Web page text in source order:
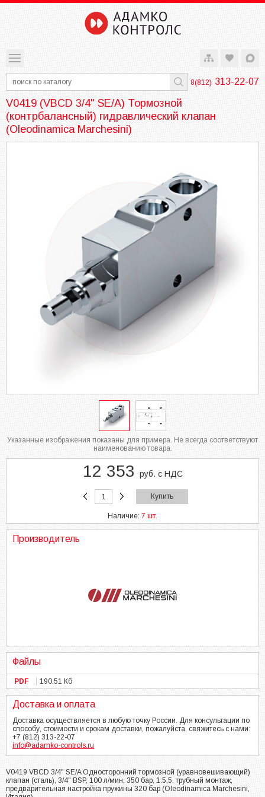
8(812) 313-22-07
V0419 (VBCD 3/4" SE/A) Тормозной
(контрбалансный) гидравлический клапан
(Oleodinamica Marchesini)
Указанные изображения показаны для примера. Не всегда соответствуют
наименованию товара.
12 353 руб. с НДС
Купить
Наличие: 7 шт.
Производитель
Файлы
PDF 190.51 Кб
Доставка и оплата
Доставка осуществляется в любую точку России. Для консультации по
способу, стоимости и срокам доставки, пожалуйста, свяжитесь с нами:
+7 (812) 313-22-07
info@adamko-controls.ru
V0419 VBCD 3/4" SE/A Односторонний тормозной (уравновешивающий)
клапан (сталь), 3/4" BSP, 100 л/мин, 350 бар, 1:5,5, трубный монтаж,
предварительная настройка пружины 320 бар (Oleodinamica Marchesini,